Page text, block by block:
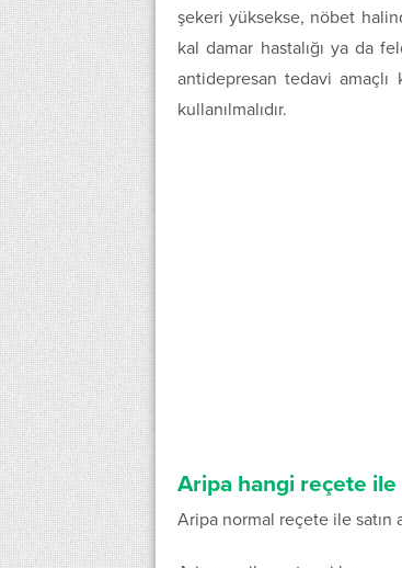
şekeri yüksekse, nöbet
kal damar hastalığı ya da
antidepresan tedavi amaçlı
kullanılmalıdır.
Aripa hangi reçete
Aripa normal reçete ile satın